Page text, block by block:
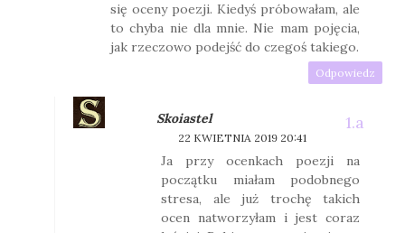
się oceny poezji. Kiedyś próbowałam, ale
to chyba nie dla mnie. Nie mam pojęcia,
jak rzeczowo podejść do czegoś takiego.
Odpowiedz
Skoiastel
22 KWIETNIA 2019 20:41
Ja przy ocenkach poezji na
początku miałam podobnego
stresa, ale już trochę takich
ocen natworzyłam i jest coraz